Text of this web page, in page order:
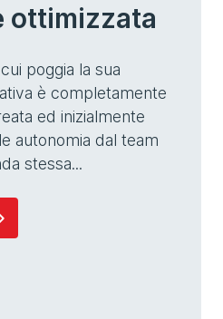
ottimizzata
poggia la sua
è completamente
ed inizialmente
autonomia dal team
stessa...